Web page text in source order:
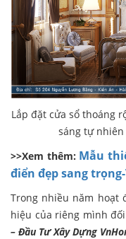
Lắp đặt cửa sổ thoáng
sáng tự
>>Xem thêm: Mẫu
điển đẹp sang trọng-
Trong nhiều năm hoạt
hiệu của riêng mình
– Đầu Tư Xây Dựng